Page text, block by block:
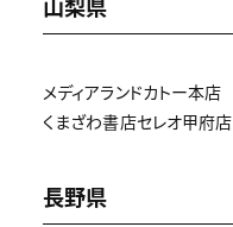
メディアランドカトー本店
くまざわ書店セレオ甲府店
長野県